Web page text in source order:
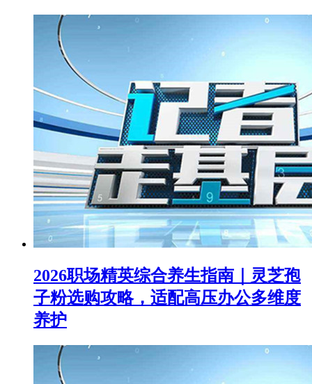
2026职场精英综合养生指南｜灵芝孢
子粉选购攻略，适配高压办公多维度
养护